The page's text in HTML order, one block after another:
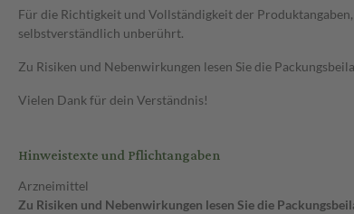
Für die Richtigkeit und Vollständigkeit der
selbstverständlich unberührt.
Zu Risiken und Nebenwirkungen lesen Sie die
Vielen Dank für dein Verständnis!
Hinweistexte und Pflichtangaben
Arzneimittel
Zu Risiken und Nebenwirkungen lesen Sie die